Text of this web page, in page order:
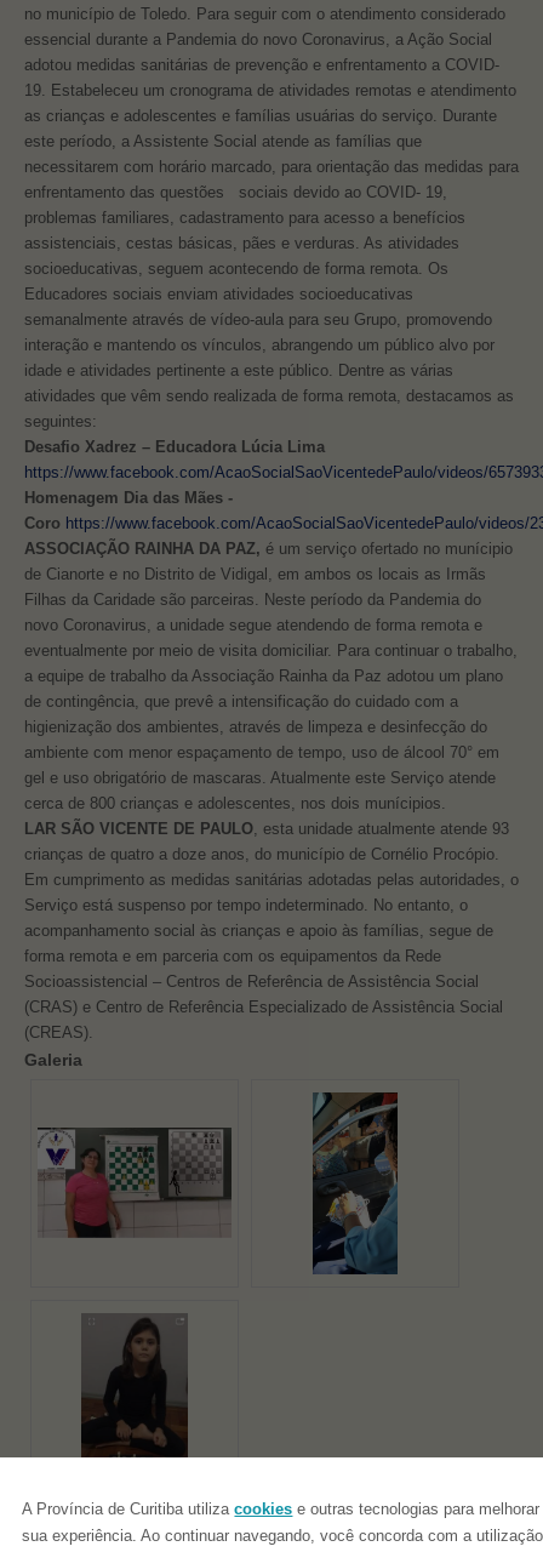
no município de Toledo. Para seguir com o atendimento considerado
essencial durante a Pandemia do novo Coronavirus, a Ação Social
adotou medidas sanitárias de prevenção e enfrentamento a COVID-
19. Estabeleceu um cronograma de atividades remotas e atendimento
as crianças e adolescentes e famílias usuárias do serviço. Durante
este período, a Assistente Social atende as famílias que
necessitarem com horário marcado, para orientação das medidas para
enfrentamento das questões sociais devido ao COVID- 19,
problemas familiares, cadastramento para acesso a benefícios
assistenciais, cestas básicas, pães e verduras. As atividades
socioeducativas, seguem acontecendo de forma remota. Os
Educadores sociais enviam atividades socioeducativas
semanalmente através de vídeo-aula para seu Grupo, promovendo
interação e mantendo os vínculos, abrangendo um público alvo por
idade e atividades pertinente a este público. Dentre as várias
atividades que vêm sendo realizada de forma remota, destacamos as
seguintes:
Desafio Xadrez – Educadora Lúcia Lima
https://www.facebook.com/AcaoSocialSaoVicentedePaulo/videos/
Homenagem Dia das Mães -
Coro https://www.facebook.com/AcaoSocialSaoVicentedePaulo/videos/
ASSOCIAÇÃO RAINHA DA PAZ, é um serviço ofertado no munícipio
de Cianorte e no Distrito de Vidigal, em ambos os locais as Irmãs
Filhas da Caridade são parceiras. Neste período da Pandemia do
novo Coronavirus, a unidade segue atendendo de forma remota e
eventualmente por meio de visita domiciliar. Para continuar o trabalho,
a equipe de trabalho da Associação Rainha da Paz adotou um plano
de contingência, que prevê a intensificação do cuidado com a
higienização dos ambientes, através de limpeza e desinfecção do
ambiente com menor espaçamento de tempo, uso de álcool 70° em
gel e uso obrigatório de mascaras. Atualmente este Serviço atende
cerca de 800 crianças e adolescentes, nos dois munícipios.
LAR SÃO VICENTE DE PAULO, esta unidade atualmente atende 93
crianças de quatro a doze anos, do município de Cornélio Procópio.
Em cumprimento as medidas sanitárias adotadas pelas autoridades, o
Serviço está suspenso por tempo indeterminado. No entanto, o
acompanhamento social às crianças e apoio às famílias, segue de
forma remota e em parceria com os equipamentos da Rede
Socioassistencial – Centros de Referência de Assistência Social
(CRAS) e Centro de Referência Especializado de Assistência Social
(CREAS).
Galeria
Voltar
A Província de Curitiba utilizacookies e outras tecnologias para melhorar
sua experiência. Ao continuar navegando, você concorda com a utilização